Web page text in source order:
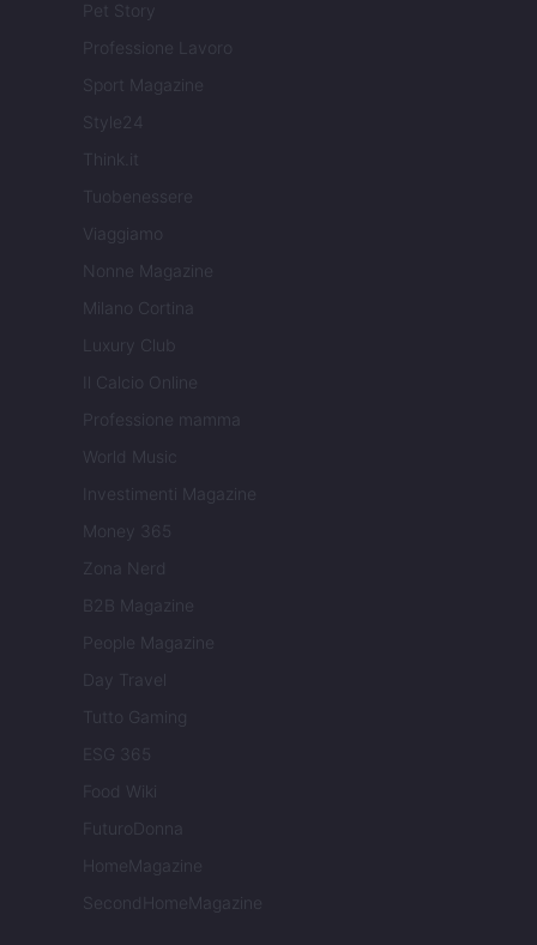
Pet Story
Professione Lavoro
Sport Magazine
Style24
Think.it
Tuobenessere
Viaggiamo
Nonne Magazine
Milano Cortina
Luxury Club
Il Calcio Online
Professione mamma
World Music
Investimenti Magazine
Money 365
Zona Nerd
B2B Magazine
People Magazine
Day Travel
Tutto Gaming
ESG 365
Food Wiki
FuturoDonna
HomeMagazine
SecondHomeMagazine